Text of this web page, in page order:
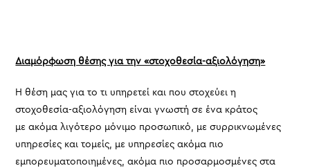
Διαμόρφωση θέσης για την «στοχοθεσία-αξιολόγηση»
Η θέση μας για το τι υπηρετεί και που στοχεύει η
στοχοθεσία-αξιολόγηση είναι γνωστή σε ένα κράτος
με ακόμα λιγότερο μόνιμο προσωπικό, με συρρικνωμένες
υπηρεσίες και τομείς, με υπηρεσίες ακόμα πιο
εμπορευματοποιημένες, ακόμα πιο προσαρμοσμένες στα